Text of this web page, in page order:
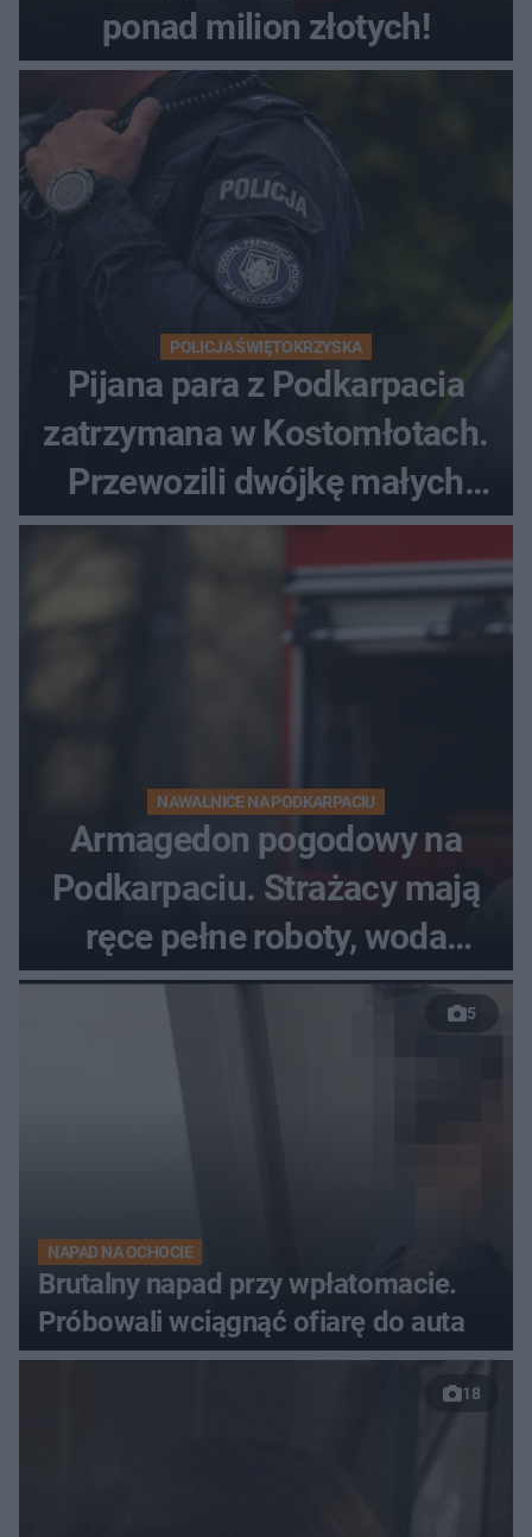
ponad milion złotych!
POLICJA ŚWIĘTOKRZYSKA
Pijana para z Podkarpacia
zatrzymana w Kostomłotach.
Przewozili dwójkę małych
dzieci
NAWAŁNICE NA PODKARPACIU
Armagedon pogodowy na
Podkarpaciu. Strażacy mają
ręce pełne roboty, woda
zalewa posesje i budynki
5
NAPAD NA OCHOCIE
Brutalny napad przy wpłatomacie.
Próbowali wciągnąć ofiarę do auta
18